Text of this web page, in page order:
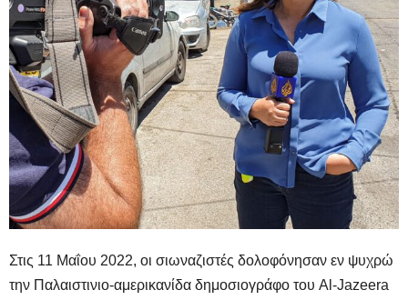
Στις 11 Μαΐου 2022, οι σιωναζιστές δολοφόνησαν εν ψυχρώ
την Παλαιστινιο-αμερικανίδα δημοσιογράφο του Al-Jazeera